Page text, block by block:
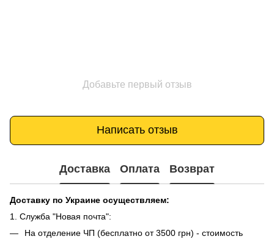
Добавьте первый отзыв
Написать отзыв
Доставка Оплата Возврат
Доставку по Украине осуществляем:
1. Служба "Новая почта":
На отделение ЧП (бесплатно от 3500 грн) - стоимость